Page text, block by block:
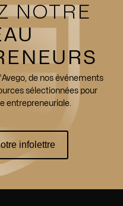
NOTRE
de nos événements
sélectionnées pour
entrepreneuriale.
infolettre